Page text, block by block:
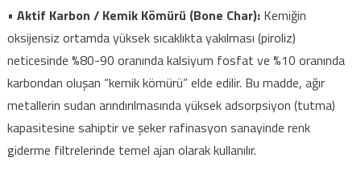
• Aktif Karbon / Kemik Kömürü (Bone Char): Kemiğin
oksijensiz ortamda yüksek sıcaklıkta yakılması (piroliz)
neticesinde %80-90 oranında kalsiyum fosfat ve %10 oranında
karbondan oluşan “kemik kömürü” elde edilir. Bu madde, ağır
metallerin sudan arındırılmasında yüksek adsorpsiyon (tutma)
kapasitesine sahiptir ve şeker rafinasyon sanayinde renk
giderme filtrelerinde temel ajan olarak kullanılır.